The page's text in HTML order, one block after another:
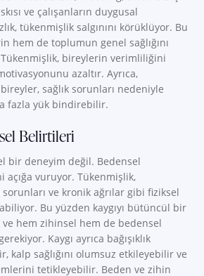
ve çalışanların duygusal
tükenmişlik salgınını körüklüyor. Bu
hem de toplumun genel sağlığını
bireylerin verimliliğini
azaltır. Ayrıca,
sağlık sorunları nedeniyle
fazla yük bindirebilir.
Belirtileri
bir deneyim değil. Bedensel
vuruyor. Tükenmişlik,
ve kronik ağrılar gibi fiziksel
Bu yüzden kaygıyı bütüncül bir
ve hem zihinsel hem de bedensel
Kaygı ayrıca bağışıklık
kalp sağlığını olumsuz etkileyebilir ve
tetikleyebilir. Beden ve zihin